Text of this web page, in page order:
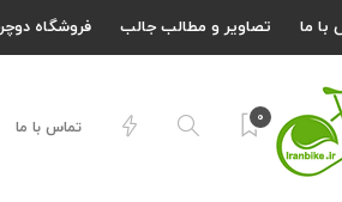
فروشگاه تصاویر و مطالب جالب با ما
تماس با ما
0